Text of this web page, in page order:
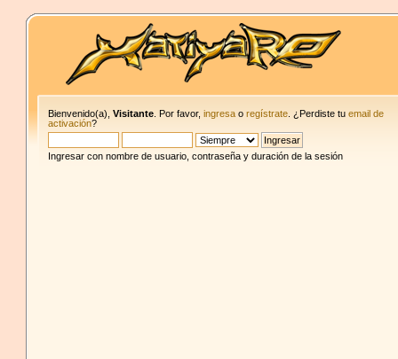
Bienvenido(a),Visitante . Por favor,ingresa oregístrate . ¿Perdiste tuemail de
activación?
Ingresar con nombre de usuario, contraseña y duración de la sesión